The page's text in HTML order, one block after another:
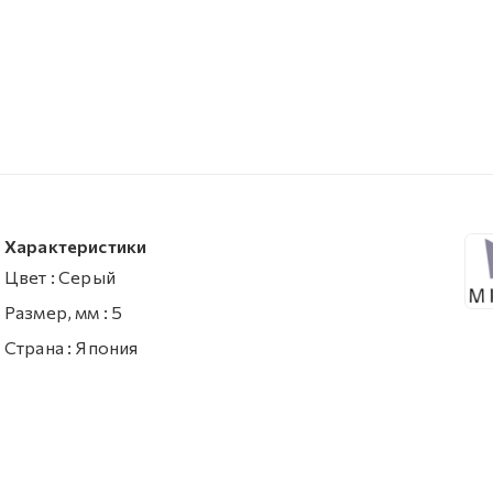
Характеристики
Цвет : Серый
Размер, мм : 5
Страна : Япония